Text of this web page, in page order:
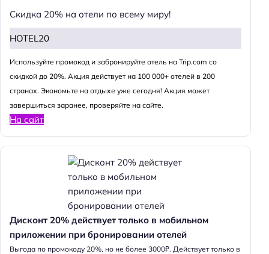
Скидка 20% на отели по всему миру!
HOTEL20
Используйте промокод и забронируйте отель на Trip.com со
скидкой до 20%. Акция действует на 100 000+ отелей в 200
странах. Экономьте на отдыхе уже сегодня! Акция может
завершиться заранее, проверяйте на сайте.
На сайт
Дисконт 20% действует только в мобильном
приложении при бронировании отелей
Выгода по промокоду 20%, но не более 3000₽. Действует только в